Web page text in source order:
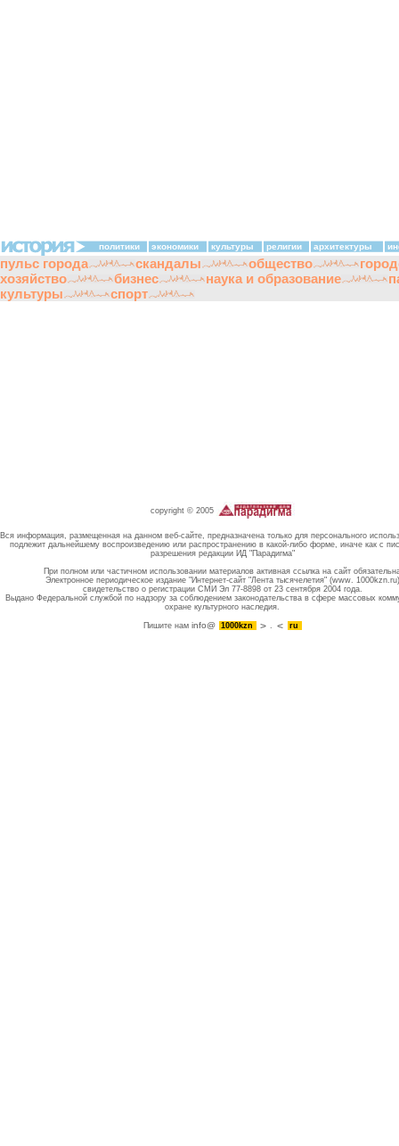
политики экономики культуры религии архитектуры
пульс города скандалы общество
хозяйство
бизнес наука и образование
культуры
спорт
copyright © 2005
Вся информация, размещенная на данном веб-сайте, предназначена только для персонального
подлежит дальнейшему воспроизведению или распространению в какой-либо форме, иначе как с
разрешения редакции ИД "Парадигма"
При полном или частичном использовании материалов активная ссылка на сайт
Электронное периодическое издание "Интернет-сайт "Лента тысячелетия" (www. 1000kzn.ru)
свидетельство о регистрации СМИ Эл 77-8898 от 23 сентября 2004 года.
Выдано Федеральной службой по надзору за соблюдением законодательства в сфере массовых
охране культурного наследия.
Пишите намinfo@ 1000kzn . ru